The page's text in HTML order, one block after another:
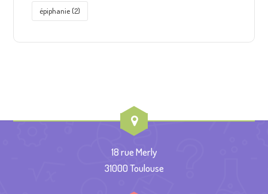
épiphanie(2)
18 rue Merly
31000 Toulouse